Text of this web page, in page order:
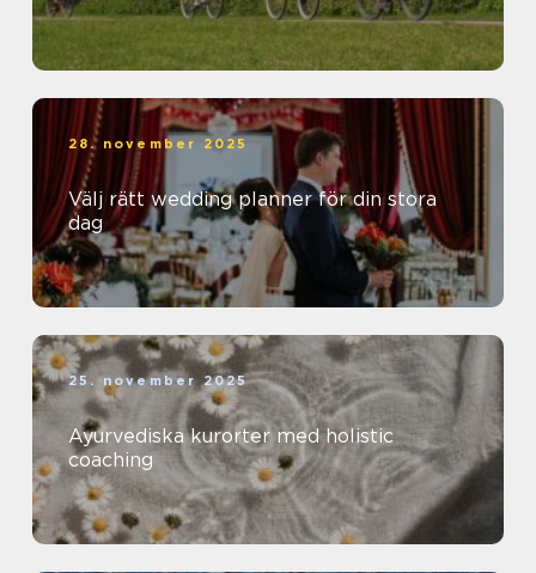
28. november 2025
Välj rätt wedding planner för din stora
dag
25. november 2025
Ayurvediska kurorter med holistic
coaching